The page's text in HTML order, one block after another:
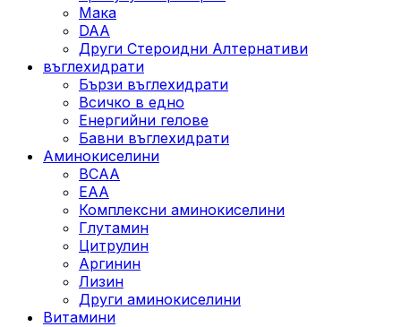
Maка
DAA
Други Стероидни Алтернативи
въглехидрати
Бързи въглехидрати
Всичко в едно
Енергийни гелове
Бавни въглехидрати
Аминокиселини
BCAA
EAA
Комплексни аминокиселини
Глутамин
Цитрулин
Аргинин
Лизин
Други аминокиселини
Витамини